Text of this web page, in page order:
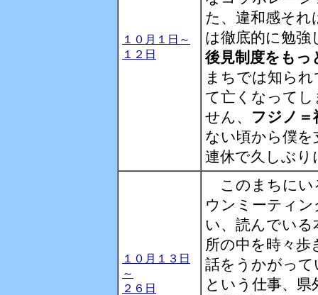
１０月１日～
１２日
た、違和感それ
は徹底的に勉強
後見制度をも
まちでは知ら
て亡くなって
せん、 フジノ＝
ない頃から僕を
連休で久しぶり
１０月１３日
～
２６日
このまちにい
ウンミーティ
い、読んでいる
所の中を時々
話をうかがって
という仕事、県